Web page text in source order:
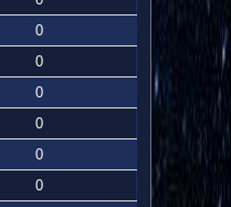
0
0
0
0
0
0